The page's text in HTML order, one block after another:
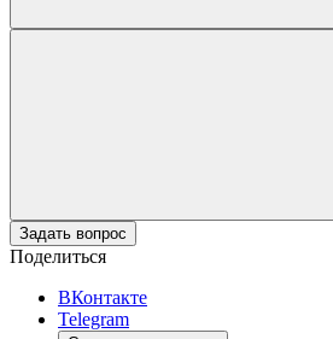
Задать вопрос
Поделиться
ВКонтакте
Telegram